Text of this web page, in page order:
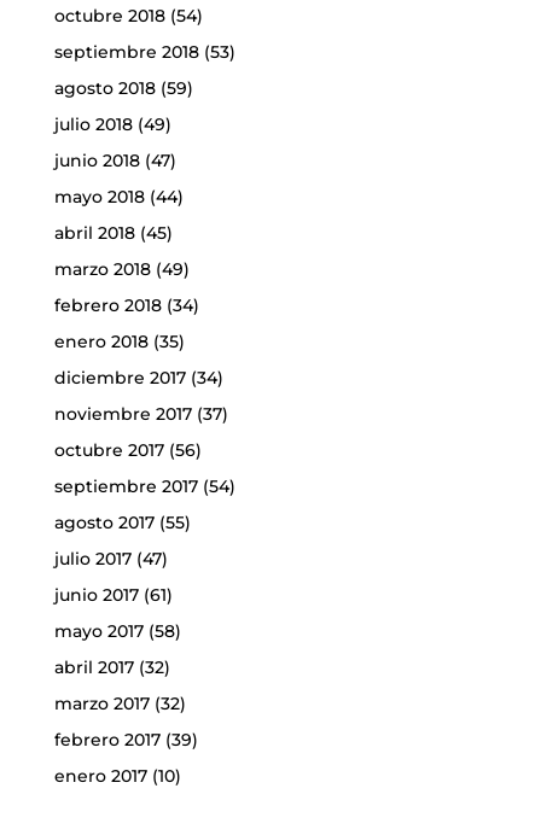
octubre 2018(54)
septiembre 2018(53)
agosto 2018(59)
julio 2018(49)
junio 2018(47)
mayo 2018(44)
abril 2018(45)
marzo 2018(49)
febrero 2018(34)
enero 2018(35)
diciembre 2017(34)
noviembre 2017(37)
octubre 2017(56)
septiembre 2017(54)
agosto 2017(55)
julio 2017(47)
junio 2017(61)
mayo 2017(58)
abril 2017(32)
marzo 2017(32)
febrero 2017(39)
enero 2017(10)